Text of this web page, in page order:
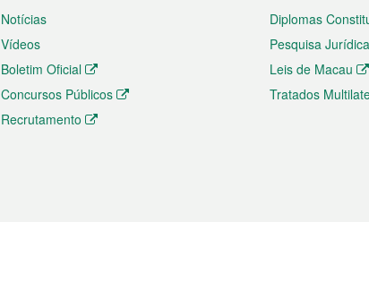
Notícias
Vídeos
Boletim Oficial
Concursos Públicos
Recrutamento
Diplomas
Pesquisa
Leis de Macau
Tratados